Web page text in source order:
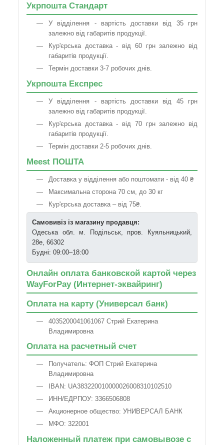
Укрпошта Стандарт
У відділення - вартість доставки від 35 грн
залежно від габаритів продукції.
Кур'єрська доставка - від 60 грн залежно від
габаритів продукції.
Термін доставки 3-7 робочих днів.
Укрпошта Експрес
У відділення - вартість доставки від 45 грн
залежно від габаритів продукції.
Кур'єрська доставка - від 70 грн залежно від
габаритів продукції.
Термін доставки 2-5 робочих днів.
Meest ПОШТА
Доставка у відділення або поштомати - від 40 ₴
Максимальна сторона 70 см, до 30 кг
Кур'єрська доставка – від 75₴.
Самовивіз із магазину продавця:
Одеська обл. м. Подільськ, пров. Куяльницький,
28е, 66302
Будні: 09:00–18:00
Онлайн оплата банковской картой через
WayForPay (Интернет-эквайринг)
Оплата на карту (Универсал банк)
4035200041061067 Стрий Екатерина
Владимировна
Оплата на расчетный счет
Получатель: ФОП Стрий Екатерина
Владимировна
IBAN: UA383220010000026008310102510
ИНН/ЕДРПОУ: 3366506808
Акционерное общество: УНИВЕРСАЛ БАНК
МФО: 322001
Наложенный платеж при самовывозе с